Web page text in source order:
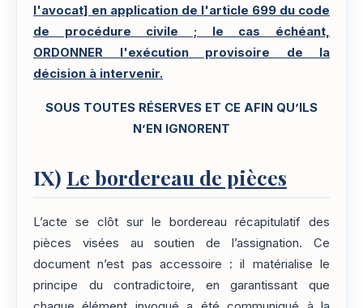
l'avocat] en application de l'article 699 du code
de procédure civile ; le cas échéant,
ORDONNER l'exécution provisoire de la
décision à intervenir.
SOUS TOUTES RÉSERVES ET CE AFIN QU’ILS
N’EN IGNORENT
IX) Le bordereau de pièces
L’acte se clôt sur le bordereau récapitulatif des
pièces visées au soutien de l’assignation. Ce
document n’est pas accessoire : il matérialise le
principe du contradictoire, en garantissant que